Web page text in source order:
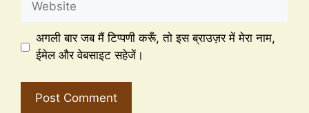
अगली बार जब मैं टिप्पणी करूँ, तो इस ब्राउज़र में मेरा नाम,
ईमेल और वेबसाइट सहेजें।